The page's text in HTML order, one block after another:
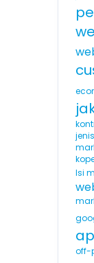
lsi
off-